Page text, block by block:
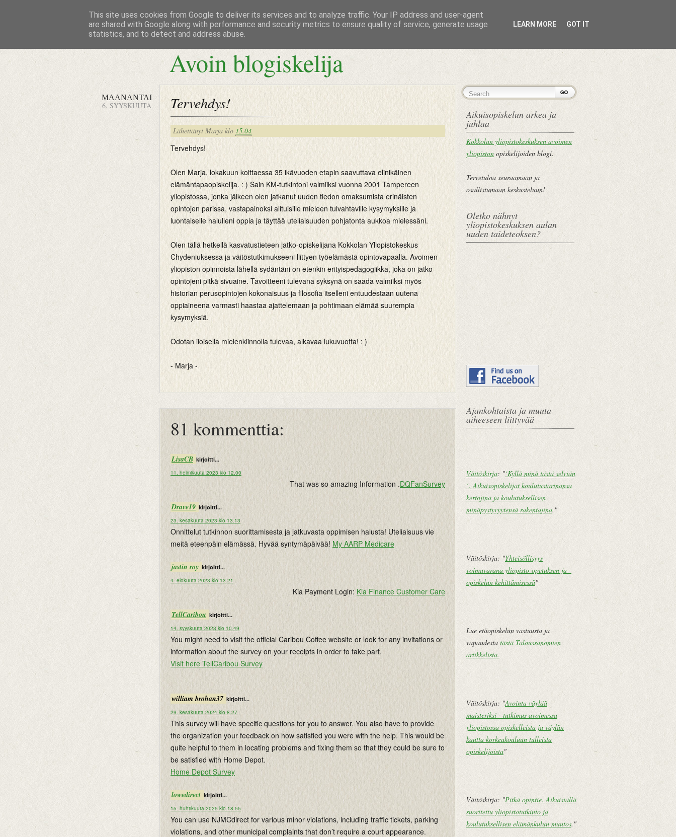
Avoin blogiskelija
MAANANTAI
6. SYYSKUUTA Tervehdys!
Lähettänyt Marja klo 15.04
Tervehdys!
Olen Marja, lokakuun koittaessa 35 ikävuoden etapin saavuttava elinikäinen
elämäntapaopiskelija. : ) Sain KM-tutkintoni valmiiksi vuonna 2001 Tampereen
yliopistossa, jonka jälkeen olen jatkanut uuden tiedon omaksumista erinäisten
opintojen parissa, vastapainoksi alituisille mieleen tulvahtaville kysymyksille ja
luontaiselle halulleni oppia ja täyttää uteliaisuuden pohjatonta aukkoa mielessäni.
Olen tällä hetkellä kasvatustieteen jatko-opiskelijana Kokkolan Yliopistokeskus
Chydeniuksessa ja väitöstutkimukseeni liittyen työelämästä opintovapaalla. Avoimen
yliopiston opinnoista lähellä sydäntäni on etenkin erityispedagogiikka, joka on jatko-
opintojeni pitkä sivuaine. Tavoitteeni tulevana syksynä on saada valmiiksi myös
historian perusopintojen kokonaisuus ja filosofia itselleni entuudestaan uutena
oppiaineena varmasti haastaa ajattelemaan ja pohtimaan elämää suurempia
kysymyksiä.
Odotan iloisella mielenkiinnolla tulevaa, alkavaa lukuvuotta! : )
- Marja -
81 kommenttia:
LisaCB kirjoitti...
11. helmikuuta 2023 klo 12.00
That was so amazing Information .DQFanSurvey
Drave19 kirjoitti...
23. kesäkuuta 2023 klo 13.13
Onnittelut tutkinnon suorittamisesta ja jatkuvasta oppimisen halusta! Uteliaisuus vie
meitä eteenpäin elämässä. Hyvää syntymäpäivää! My AARP Medicare
jastin roy kirjoitti...
4. elokuuta 2023 klo 13.21
Kia Payment Login: Kia Finance Customer Care
TellCaribou kirjoitti...
14. syyskuuta 2023 klo 10.49
You might need to visit the official Caribou Coffee website or look for any invitations or
information about the survey on your receipts in order to take part.
Visit here TellCaribou Survey
william brohan37 kirjoitti...
29. kesäkuuta 2024 klo 8.27
This survey will have specific questions for you to answer. You also have to provide
the organization your feedback on how satisfied you were with the help. This would be
quite helpful to them in locating problems and fixing them so that they could be sure to
be satisfied with Home Depot.
Home Depot Survey
lowedirect kirjoitti...
15. huhtikuuta 2025 klo 18.55
You can use NJMCdirect for various minor violations, including traffic tickets, parking
violations, and other municipal complaints that don’t require a court appearance.
e
E
Aikuisopiskelun arkea ja
juhlaa
Kokkolan yliopistokeskuksen avoimen
yliopiston opiskelijoiden blogi.
Tervetuloa seuraamaan ja
osallistumaan keskusteluun!
Oletko nähnyt
yliopistokeskuksen aulan
uuden taideteoksen?
Ajankohtaista ja muuta
aiheeseen liittyvää
Väitöskirja: "`Kyllä minä tästä selviän
´. Aikuisopiskelijat koulutustarinansa
kertojina ja koulutuksellisen
minäpystyvyytensä rakentajina."
Väitöskirja: "Yhteisöllisyys
voimavarana yliopisto-opetuksen ja -
opiskelun kehittämisessä"
Lue etäopiskelun vastuusta ja
vapaudesta tästä Taloussanomien
artikkelista.
Väitöskirja: "Avointa väylää
maisteriksi - tutkimus avoimessa
yliopistossa opiskelleista ja väylän
kautta korkeakouluun tulleista
opiskelijoista"
Väitöskirja: "Pitkä opintie. Aikuisiällä
suoritettu yliopistotutkinto ja
koulutuksellisen elämänkulun muutos."
This site uses cookies from Google to deliver its services and to analyze traffic. Your IP address and user-agent
are shared with Google along with performance and security metrics to ensure quality of service, generate usage
statistics, and to detect and address abuse.
LEARN MORE GOT IT